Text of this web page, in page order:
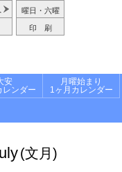
曜日・六曜
印 刷
安
レンダー
月曜始まり
1ヶ月カレンダー
(文月)